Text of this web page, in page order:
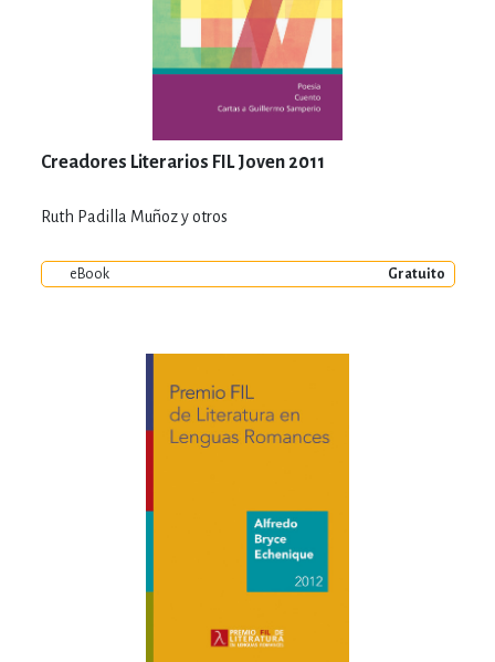
Creadores Literarios FIL Joven 2011
Ruth Padilla Muñoz y otros
eBook Gratuito